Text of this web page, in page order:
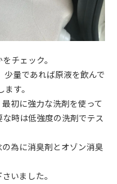
チェック。
少量であれば原液を飲んで
す。
初に強力な洗剤を使って
時は低強度の洗剤でテス
為に消臭剤とオゾン消臭
いました。